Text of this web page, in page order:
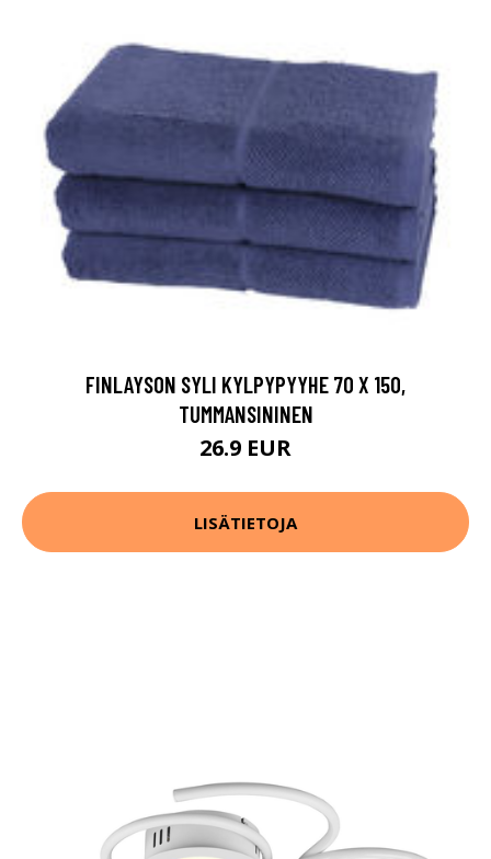
FINLAYSON SYLI KYLPYPYYHE 70 X 150,
TUMMANSININEN
26.9 EUR
LISÄTIETOJA